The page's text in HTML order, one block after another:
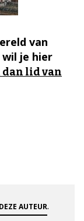
van
je hier
dan lid van
AUTEUR.